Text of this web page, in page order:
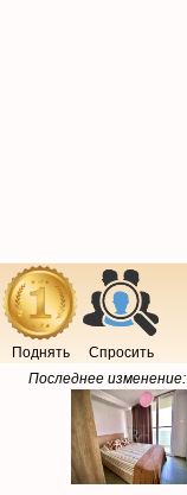
Поднять Спросить
Последнее изменение: